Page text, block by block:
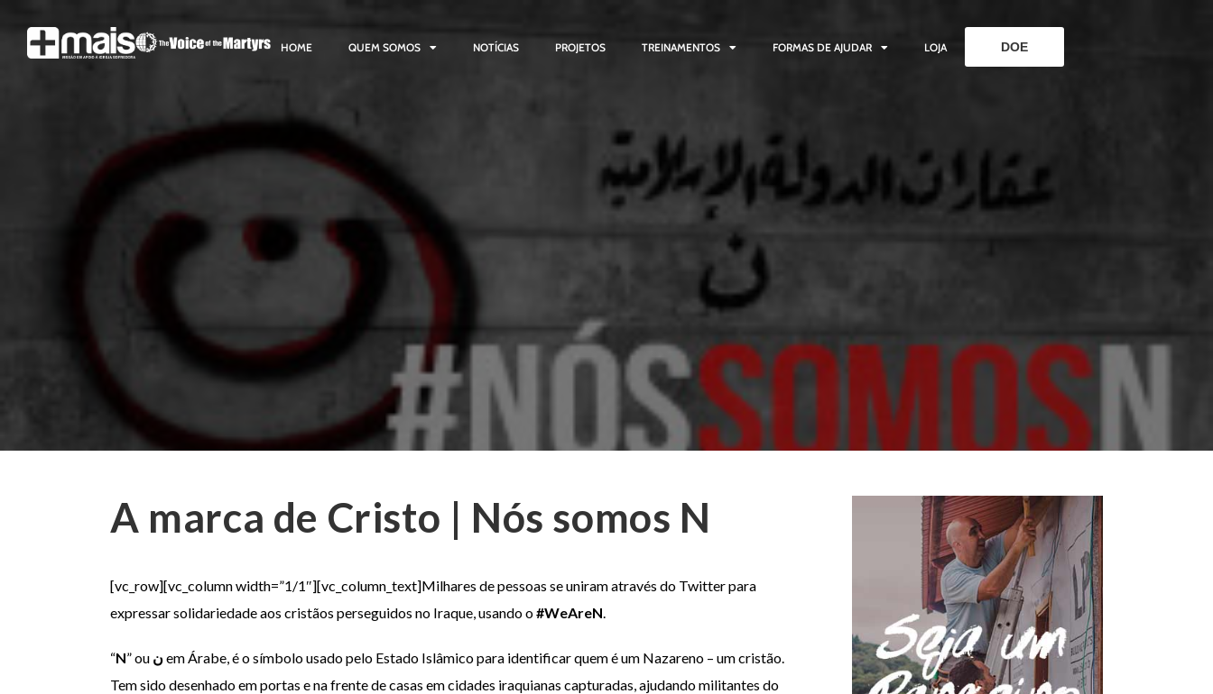
HOME QUEM SOMOS NOTÍCIAS PROJETOS TREINAMENTOS FORMAS DE AJUDAR LOJA DOE
A marca de Cristo | Nós somos N
[vc_row][vc_column width=”1/1″][vc_column_text]Milhares de pessoas se uniram através do Twitter para
expressar solidariedade aos cristãos perseguidos no Iraque, usando o#WeAreN.
“N” ou نem Árabe, é o símbolo usado pelo Estado Islâmico para identificar quem é um Nazareno – um cristão.
Tem sido desenhado em portas e na frente de casas em cidades iraquianas capturadas, ajudando militantes do